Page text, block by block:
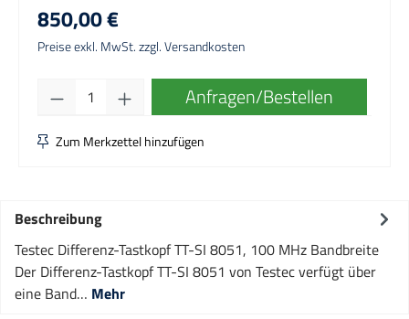
850,00 €
Preise exkl. MwSt. zzgl. Versandkosten
Produkt Anzahl: Gib den gewünschten
Anfragen/Bestellen
Zum Merkzettel hinzufügen
Beschreibung
Testec Differenz-Tastkopf TT-SI 8051, 100 MHz Bandbreite
Der Differenz-Tastkopf TT-SI 8051 von Testec verfügt über
eine Band… Mehr